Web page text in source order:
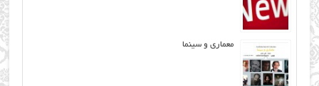
معماری و سینما